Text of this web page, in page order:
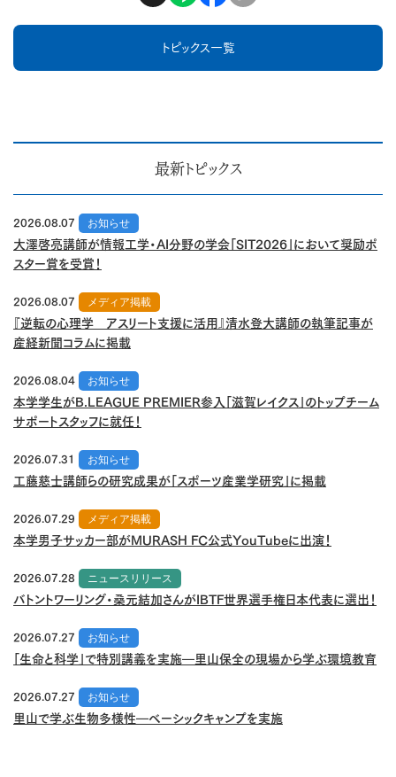
トピックス一覧
最新トピックス
2026.08.07
お知らせ
大澤啓亮講師が情報工学・AI分野の学会「SIT2026」において奨励ポ
スター賞を受賞！
2026.08.07
メディア掲載
『逆転の心理学 アスリート支援に活用』清水登大講師の執筆記事が
産経新聞コラムに掲載
2026.08.04
お知らせ
本学学生がB.LEAGUE PREMIER参入「滋賀レイクス」のトップチーム
サポートスタッフに就任！
2026.07.31
お知らせ
工藤慈士講師らの研究成果が「スポーツ産業学研究」に掲載
2026.07.29
メディア掲載
本学男子サッカー部がMURASH FC公式YouTubeに出演！
2026.07.28
ニュースリリース
バトントワーリング・桑元結加さんがIBTF世界選手権日本代表に選出！
2026.07.27
お知らせ
「生命と科学」で特別講義を実施―里山保全の現場から学ぶ環境教育
2026.07.27
お知らせ
里山で学ぶ生物多様性―ベーシックキャンプを実施